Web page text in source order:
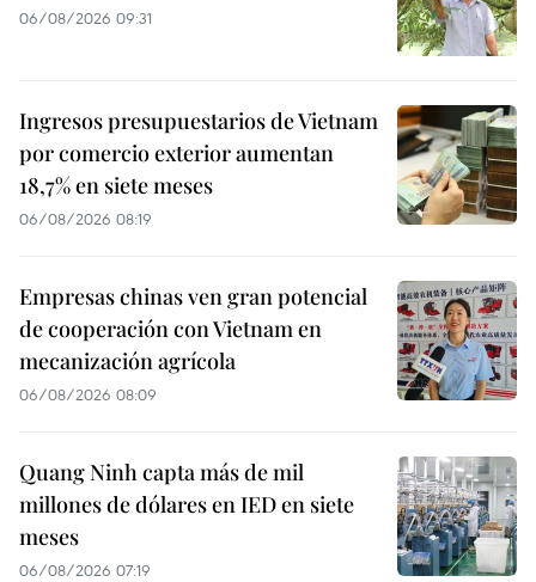
06/08/2026 09:31
Ingresos presupuestarios de Vietnam
por comercio exterior aumentan
18,7% en siete meses
06/08/2026 08:19
Empresas chinas ven gran potencial
de cooperación con Vietnam en
mecanización agrícola
06/08/2026 08:09
Quang Ninh capta más de mil
millones de dólares en IED en siete
meses
06/08/2026 07:19